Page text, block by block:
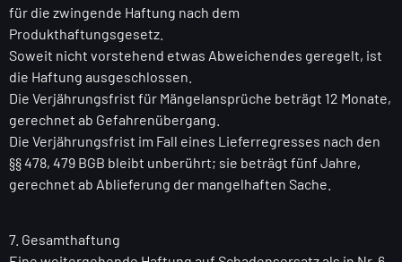
für die zwingende Haftung nach dem
Produkthaftungsgesetz.
Soweit nicht vorstehend etwas Abweichendes geregelt, ist
die Haftung ausgeschlossen.
Die Verjährungsfrist für Mängelansprüche beträgt 12 Monate,
gerechnet ab Gefahrenübergang.
Die Verjährungsfrist im Fall eines Lieferregresses nach den
§§ 478, 479 BGB bleibt unberührt; sie beträgt fünf Jahre,
gerechnet ab Ablieferung der mangelhaften Sache.
7. Gesamthaftung